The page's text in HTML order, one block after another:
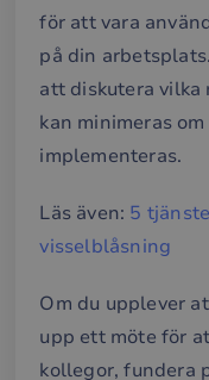
för att vara
på din
att diskutera vilka
kan minimeras
implementeras.
Läs även: 5
visselblåsning
Om du upplever
upp ett möte för
kollegor, fundera